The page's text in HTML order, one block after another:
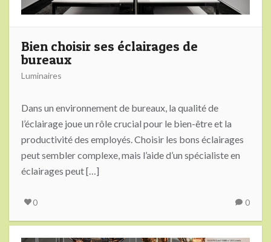
Bien choisir ses éclairages de
bureaux
Luminaires
Dans un environnement de bureaux, la qualité de
l’éclairage joue un rôle crucial pour le bien-être et la
productivité des employés. Choisir les bons éclairages
peut sembler complexe, mais l’aide d’un spécialiste en
éclairages peut […]
0 0